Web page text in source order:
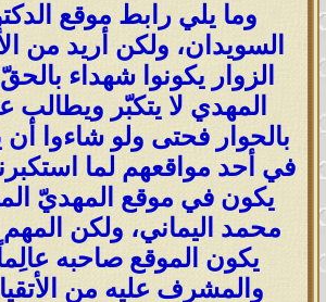
وما يلي رابط موقع
السويدان، ولكن أريد من
الزوار يكونوا شهداء
المهدي لا يتكبّر ويطالب
بالحوار فحتى ولو شاءوا أن
في أحد مواقعهم لما استكبرنا
يكون في موقع المهديّ
محمد اليماني، ولكن المهم
يكون الموقع صاحبه
والمشرف عليه من